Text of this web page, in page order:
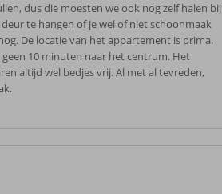
dus die moesten we ook nog zelf halen bij
te hangen of je wel of niet schoonmaak
De locatie van het appartement is prima.
geen 10 minuten naar het centrum. Het
altijd wel bedjes vrij. Al met al tevreden,